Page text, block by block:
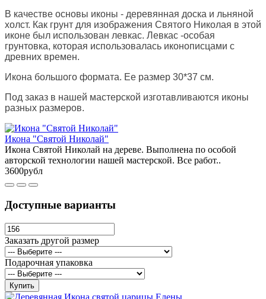
В качестве основы иконы - деревянная доска и льняной
холст. Как грунт для изображения Святого Николая в этой
иконе был использован левкас. Левкас -особая
грунтовка, которая использовалась иконописцами с
древних времен.
Икона большого формата. Ее размер 30*37 см.
Под заказ в нашей мастерской изготавливаются иконы
разных размеров.
Икона "Святой Николай"
Икона Святой Николай на дереве. Выполнена по особой
авторской технологии нашей мастерской. Все работ..
3600рубл
Доступные варианты
Заказать другой размер
Подарочная упаковка
Купить